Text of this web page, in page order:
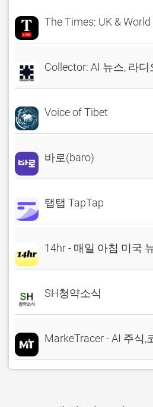
The Times: UK &
Collector: AI 뉴스, 라디
Voice of Tibet
바로(baro)
탭탭 TapTap
14hr - 매일 아침 미국
SH청약소식
MarkeTracer - AI 주식,